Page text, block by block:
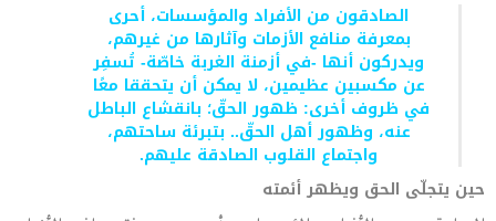
الصادقون من الأفراد والمؤسسات، أحرى
بمعرفة منافع الأزمات وآثارها من غيرهم،
ويدركون أنها -في أزمنة الغربة خاصّة- تُسفِر
عن مكسبين عظيمين، لا يمكن أن يتحققا معًا
في ظروف أخرى: ظهور الحقّ؛ بانقشاع الباطل
عنه، وظهور أهل الحقّ.. بتبرئة ساحتهم،
واجتماع القلوب الصادقة عليهم.
حين يتجلّى الحق ويظهر أئمته